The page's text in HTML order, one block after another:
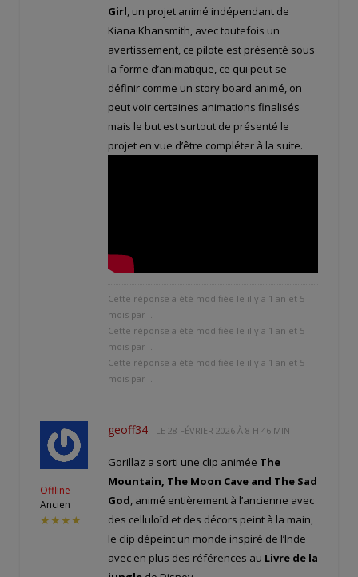
Girl, un projet animé indépendant de
Kiana Khansmith, avec toutefois un
avertissement, ce pilote est présenté sous
la forme d’animatique, ce qui peut se
définir comme un story board animé, on
peut voir certaines animations finalisés
mais le but est surtout de présenté le
projet en vue d’être compléter à la suite.
Cette réponse a été modifiée le il y a 1 an et 5
mois par
Cette réponse a été modifiée le il y a 1 an et 5
mois par
Cette réponse a été modifiée le il y a 1 an et 5
mois par
Offline
Ancien
★★★★
geoff34 LE 28 FÉVRIER 2026 À 8 H 46 MIN
Gorillaz a sorti une clip animée The
Mountain, The Moon Cave and The Sad
God, animé entièrement à l’ancienne avec
des celluloïd et des décors peint à la main,
le clip dépeint un monde inspiré de l’Inde
avec en plus des références au Livre de la